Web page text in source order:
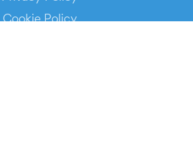
Cookie Policy